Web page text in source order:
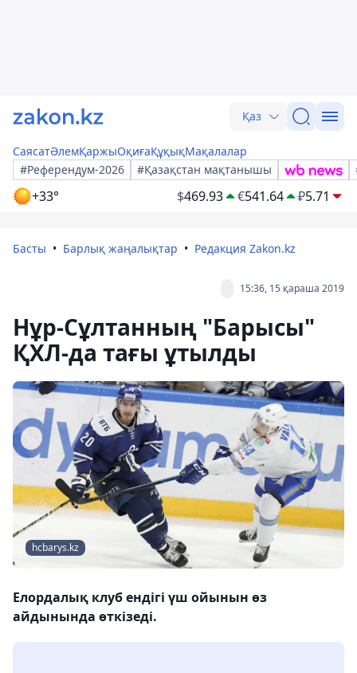
Қаз
СаясатӘлемҚаржыОқиғаҚұқықМақалалар
#Референдум-2026
#Қазақстан мақтанышы
+33° $469.93 €541.64 ₽5.71
Басты Барлық жаңалықтар Редакция Zakon.kz
15:36, 15 қараша 2019
Нұр-Сұлтанның "Барысы"
ҚХЛ-да тағы ұтылды
hcbarys.kz
Елордалық клуб ендігі үш ойынын өз
айдынында өткізеді.